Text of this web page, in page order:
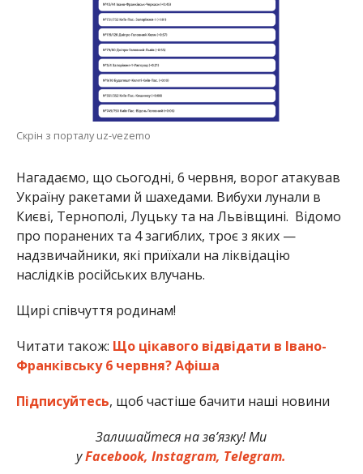
Скрін з порталу uz-vezemo
Нагадаємо, що сьогодні, 6 червня, ворог атакував
Україну ракетами й шахедами. Вибухи лунали в
Києві, Тернополі, Луцьку та на Львівщині. Відомо
про поранених та 4 загиблих, троє з яких —
надзвичайники, які приїхали на ліквідацію
наслідків російських влучань.
Щирі співчуття родинам!
Читати також: Що цікавого відвідати в Івано-
Франківську 6 червня? Афіша
Підписуйтесь, щоб частіше бачити наші новини
Залишайтеся на зв’язку! Ми
уFacebook, Instagram, Telegram.